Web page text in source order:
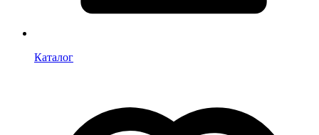
Каталог